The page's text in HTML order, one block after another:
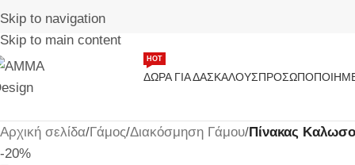
Skip to navigation
Skip to main content
ΔΏΡΑ ΓΙΑ ΔΑΣΚΆΛΟΥΣ
HOT
Αρχική σελίδα/Γάμος/Διακόσμηση Γάμου/Πίνακας
-20%